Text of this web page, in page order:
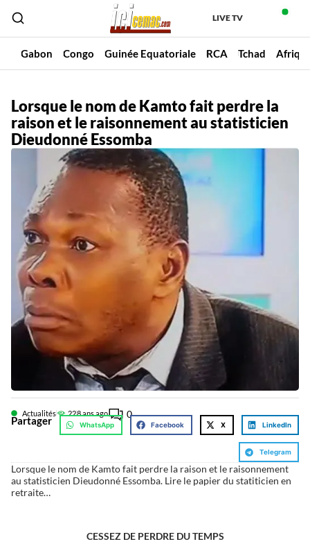
LIVE TV
Gabon Congo Guinée Equatoriale RCA Tchad
Lorsque le nom de Kamto fait perdre la
raison et le raisonnement au statisticien
Dieudonné Essomba
Actualités 228 ans ago 0
Partager WhatsApp Facebook X LinkedIn
Telegram
Lorsque le nom de Kamto fait perdre la raison et le raisonnement
au statisticien Dieudonné Essomba. Lire le papier du statiticien en
retraite…
CESSEZ DE PERDRE DU TEMPS